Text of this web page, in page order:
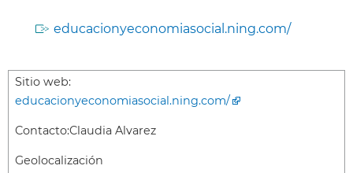
educacionyeconomiasocial.ning.com/
Sitio web:
educacionyeconomiasocial.ning.com/
Contacto:Claudia Alvarez
Geolocalización